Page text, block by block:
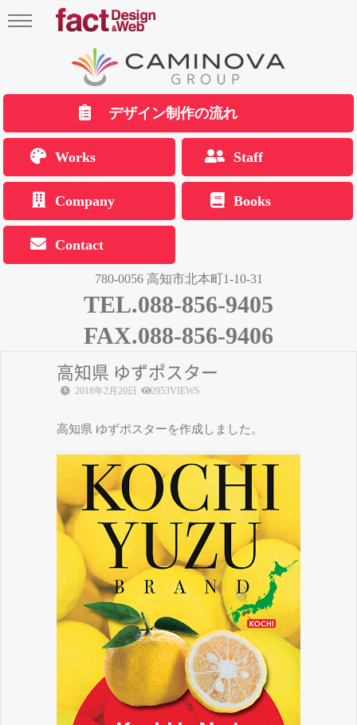
デザイン制作の流れ
Works Staff
Company Books
Contact
780-0056 高知市北本町1-10-31
TEL.088-856-9405
FAX.088-856-9406
高知県 ゆずポスター
2018年2月20日 2953VIEWS
高知県 ゆずポスターを作成しました。